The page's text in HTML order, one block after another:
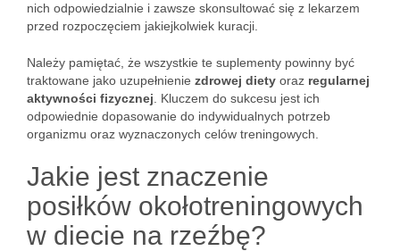
nich odpowiedzialnie i zawsze skonsultować się z lekarzem
przed rozpoczęciem jakiejkolwiek kuracji.
Należy pamiętać, że wszystkie te suplementy powinny być
traktowane jako uzupełnienie zdrowej diety oraz regularnej
aktywności fizycznej . Kluczem do sukcesu jest ich
odpowiednie dopasowanie do indywidualnych potrzeb
organizmu oraz wyznaczonych celów treningowych.
Jakie jest znaczenie
posiłków okołotreningowych
w diecie na rzeźbę?